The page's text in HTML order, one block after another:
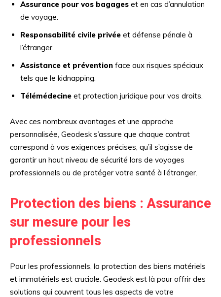
Assurance pour vos bagages et en cas d’annulation
de voyage.
Responsabilité civile privée et défense pénale à
l’étranger.
Assistance et prévention face aux risques spéciaux
tels que le kidnapping.
Télémédecine et protection juridique pour vos droits.
Avec ces nombreux avantages et une approche
personnalisée, Geodesk s’assure que chaque contrat
correspond à vos exigences précises, qu’il s’agisse de
garantir un haut niveau de sécurité lors de voyages
professionnels ou de protéger votre santé à l’étranger.
Protection des biens : Assurance
sur mesure pour les
professionnels
Pour les professionnels, la protection des biens matériels
et immatériels est cruciale. Geodesk est là pour offrir des
solutions qui couvrent tous les aspects de votre